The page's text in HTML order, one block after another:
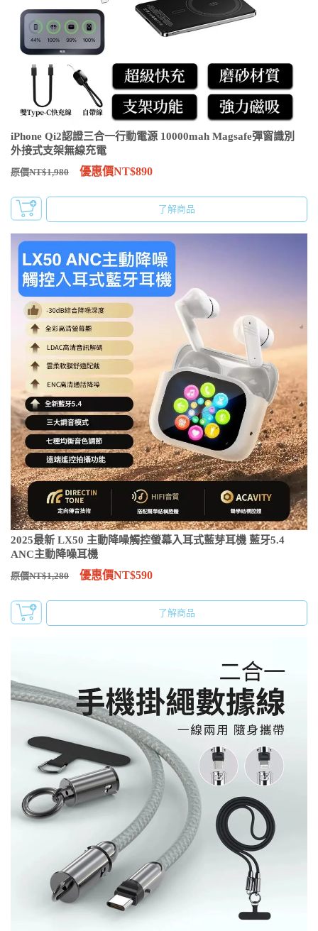
iPhone Qi2認證三合一行動電源 10000mah Magsafe彈窗識別
外接式支架無線充電
原價NT$1,980 優惠價NT$890
了解商品
2025最新 LX50 主動降噪觸控螢幕入耳式藍芽耳機 藍牙5.4
ANC主動降噪耳機
原價NT$1,280 優惠價NT$590
了解商品